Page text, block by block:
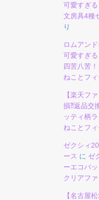
可愛すぎる
文房具4種
り
ロムアン
可愛すぎる
四苦八苦
ねことフィ
【楽天フ
損⁈返品交
ッティ柄
ねことフィ
ゼクシィ
ース に ゼ
ーエコバ
クリアフ
【名古屋